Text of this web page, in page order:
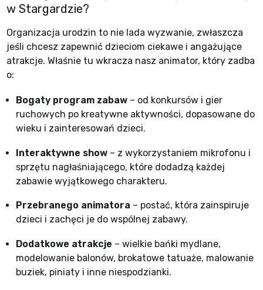
w Stargardzie?
Organizacja urodzin to nie lada wyzwanie, zwłaszcza
jeśli chcesz zapewnić dzieciom ciekawe i angażujące
atrakcje. Właśnie tu wkracza nasz animator, który zadba
o:
Bogaty program zabaw – od konkursów i gier
ruchowych po kreatywne aktywności, dopasowane do
wieku i zainteresowań dzieci.
Interaktywne show – z wykorzystaniem mikrofonu i
sprzętu nagłaśniającego, które dodadzą każdej
zabawie wyjątkowego charakteru.
Przebranego animatora – postać, która zainspiruje
dzieci i zachęci je do wspólnej zabawy.
Dodatkowe atrakcje – wielkie bańki mydlane,
modelowanie balonów, brokatowe tatuaże, malowanie
buziek, piniaty i inne niespodzianki.